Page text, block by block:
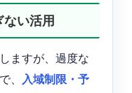
い活用
ますが、過度な
、
入域制限・予